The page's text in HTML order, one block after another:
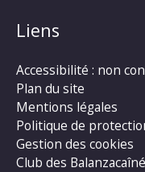
Liens
Accessibilité : non
Plan du site
Mentions légales
Politique de
Gestion des cookies
Club des